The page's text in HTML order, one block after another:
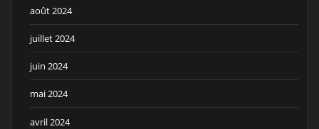
août 2024
juillet 2024
juin 2024
mai 2024
avril 2024